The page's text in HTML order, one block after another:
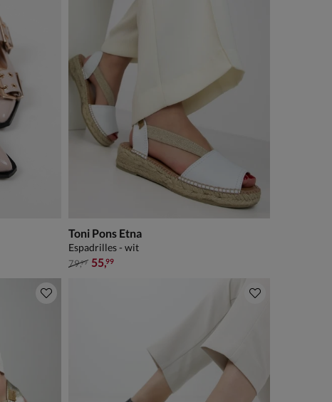
Toni Pons Etna
Espadrilles - wit
van € 79,99 voor € 55,99
79,99 55,99